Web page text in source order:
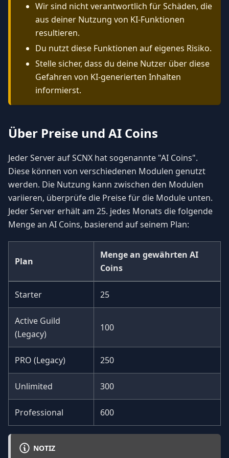
Wir sind nicht verantwortlich für Schäden, die
aus deiner Nutzung von KI-Funktionen
resultieren.
Du nutzt diese Funktionen auf eigenes Risiko.
Stelle sicher, dass du deine Nutzer über diese
Gefahren von KI-generierten Inhalten
informierst.
Über Preise und AI Coins
Jeder Server auf SCNX hat sogenannte "AI Coins".
Diese können von verschiedenen Modulen genutzt
werden. Die Nutzung kann zwischen den Modulen
variieren, überprüfe die Preise für die Module unten.
Jeder Server erhält am 25. jedes Monats die folgende
Menge an AI Coins, basierend auf seinem Plan:
Plan
Menge an gewährten AI
Coins
Starter 25
Active Guild
(Legacy)
100
PRO (Legacy) 250
Unlimited 300
Professional 600
NOTIZ